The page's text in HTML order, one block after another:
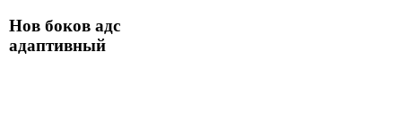
Нов боков адс
адаптивный